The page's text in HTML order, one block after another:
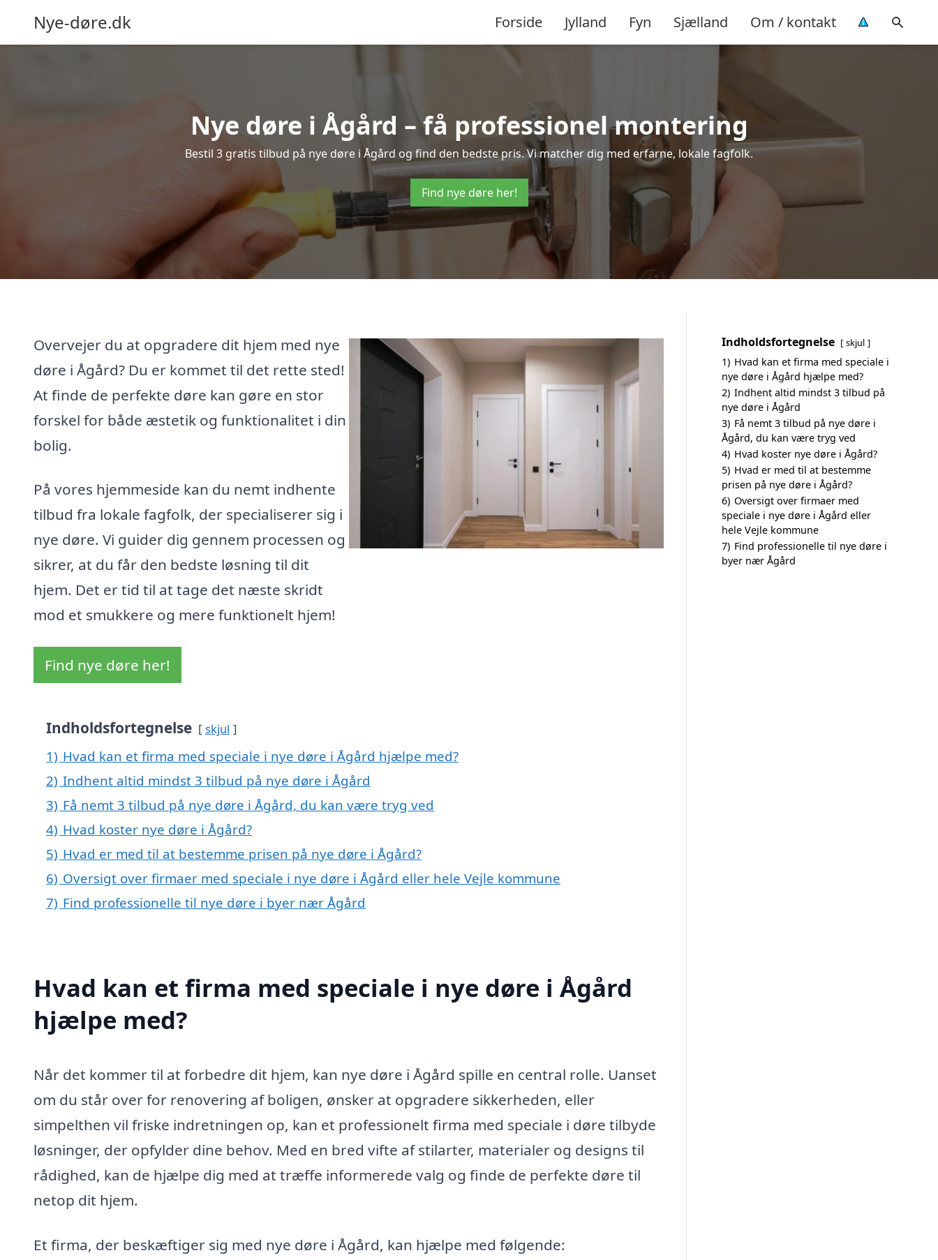
Nye-døre.dk Forside Jylland Fyn Sjælland Om / kontakt
Nye døre i Ågård – få professionel montering
Bestil 3 gratis tilbud på nye døre i Ågård og find den bedste pris. Vi matcher dig med erfarne, lokale fagfolk.
Find nye døre her!
Overvejer du at opgradere dit hjem med nye
døre i Ågård? Du er kommet til det rette sted!
At finde de perfekte døre kan gøre en stor
forskel for både æstetik og funktionalitet i din
bolig.
På vores hjemmeside kan du nemt indhente
tilbud fra lokale fagfolk, der specialiserer sig i
nye døre. Vi guider dig gennem processen og
sikrer, at du får den bedste løsning til dit
hjem. Det er tid til at tage det næste skridt
mod et smukkere og mere funktionelt hjem!
Find nye døre her!
Indholdsfortegnelse skjul
1) Hvad kan et firma med speciale i nye døre i Ågård hjælpe med?
2) Indhent altid mindst 3 tilbud på nye døre i Ågård
3) Få nemt 3 tilbud på nye døre i Ågård, du kan være tryg ved
4) Hvad koster nye døre i Ågård?
5) Hvad er med til at bestemme prisen på nye døre i Ågård?
6) Oversigt over firmaer med speciale i nye døre i Ågård eller hele Vejle kommune
7) Find professionelle til nye døre i byer nær Ågård
Hvad kan et firma med speciale i nye døre i Ågård
hjælpe med?
Når det kommer til at forbedre dit hjem, kan nye døre i Ågård spille en central rolle. Uanset
om du står over for renovering af boligen, ønsker at opgradere sikkerheden, eller
simpelthen vil friske indretningen op, kan et professionelt firma med speciale i døre tilbyde
løsninger, der opfylder dine behov. Med en bred vifte af stilarter, materialer og designs til
rådighed, kan de hjælpe dig med at træffe informerede valg og finde de perfekte døre til
netop dit hjem.
Et firma, der beskæftiger sig med nye døre i Ågård, kan hjælpe med følgende:
Indholdsfortegnelse skjul
1) Hvad kan et firma med speciale i
nye døre i Ågård hjælpe med?
2) Indhent altid mindst 3 tilbud på
nye døre i Ågård
3) Få nemt 3 tilbud på nye døre i
Ågård, du kan være tryg ved
4) Hvad koster nye døre i Ågård?
5) Hvad er med til at bestemme
prisen på nye døre i Ågård?
6) Oversigt over firmaer med
speciale i nye døre i Ågård eller
hele Vejle kommune
7) Find professionelle til nye døre i
byer nær Ågård